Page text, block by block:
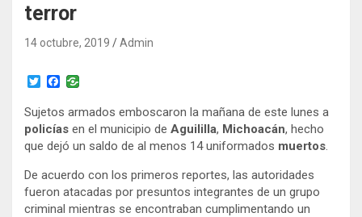
terror
14 octubre, 2019 Admin
T
i
t
t
e
F
c
e
b
o
k
Sujetos armados emboscaron la mañana de este lunes a
policías en el municipio de Aguililla, Michoacán, hecho
que dejó un saldo de al menos 14 uniformados muertos.
De acuerdo con los primeros reportes, las autoridades
fueron atacadas por presuntos integrantes de un grupo
criminal mientras se encontraban cumplimentando un